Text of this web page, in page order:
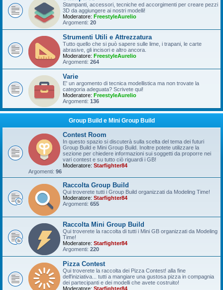
Stampanti, accessori, tecniche ed accorgimenti per creare pezzi
3D da aggiungere ai nostri modelli!
Moderatore: FreestyleAurelio
Argomenti: 20
Strumenti Utili e Attrezzatura
Tutto quello che si può sapere sulle lime, i trapani, le carte
abrasive, gli incisori e altro ancora.
Moderatore: FreestyleAurelio
Argomenti: 264
Varie
E' un argomento di tecnica modellistica ma non trovate la
categoria adeguata? Scrivete qui!
Moderatore: FreestyleAurelio
Argomenti: 136
Group Build e Mini Group Build
Contest Room
In questo spazio si discuterà sulla scelta del tema dei futuri
Group Build e Mini Group Build. Inoltre potete utilizzare la
sezione per chiedere informazioni sui soggetti da proporre nei
vari contest e su tutto ciò riguardi i GB!
Moderatore: Starfighter84
Argomenti: 96
Raccolta Group Build
Qui troverete tutti i Group Build organizzati da Modeling Time!
Moderatore: Starfighter84
Argomenti: 655
Raccolta Mini Group Build
Qui troverete la raccolta di tutti i Mini GB organizzati da Modeling
Time!
Moderatore: Starfighter84
Argomenti: 220
Pizza Contest
Qui troverete la raccolta dei Pizza Contest! alla fine
dell'iniziativa... tutti a mangiare una gustosa pizza in compagnia
dei partecipanti e dei modelli che avete costruito!
Moderatore: Starfighter84